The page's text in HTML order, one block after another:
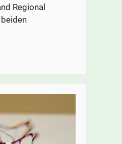
Regional